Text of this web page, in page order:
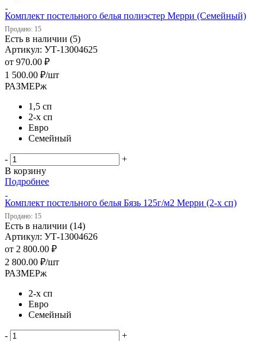
Комплект постельного белья полиэстер Мерри (Семейный)
Продано: 15
Есть в наличии (5)
Артикул: УТ-13004625
от 970.00 ₽
1 500.00 ₽/шт
РАЗМЕРж
1,5 сп
2-х сп
Евро
Семейный
-
+
В корзину
Подробнее
Комплект постельного белья Бязь 125г/м2 Мерри (2-х сп)
Продано: 15
Есть в наличии (14)
Артикул: УТ-13004626
от 2 800.00 ₽
2 800.00 ₽/шт
РАЗМЕРж
2-х сп
Евро
Семейный
-
+